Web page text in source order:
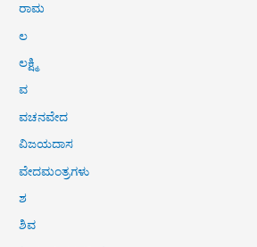
ರಾಮ
ಲ
ಲಕ್ಷ್ಮಿ
ವ
ವಚನವೇದ
ವಿಜಯದಾಸ
ವೇದಮಂತ್ರಗಳು
ಶ
ಶಿವ